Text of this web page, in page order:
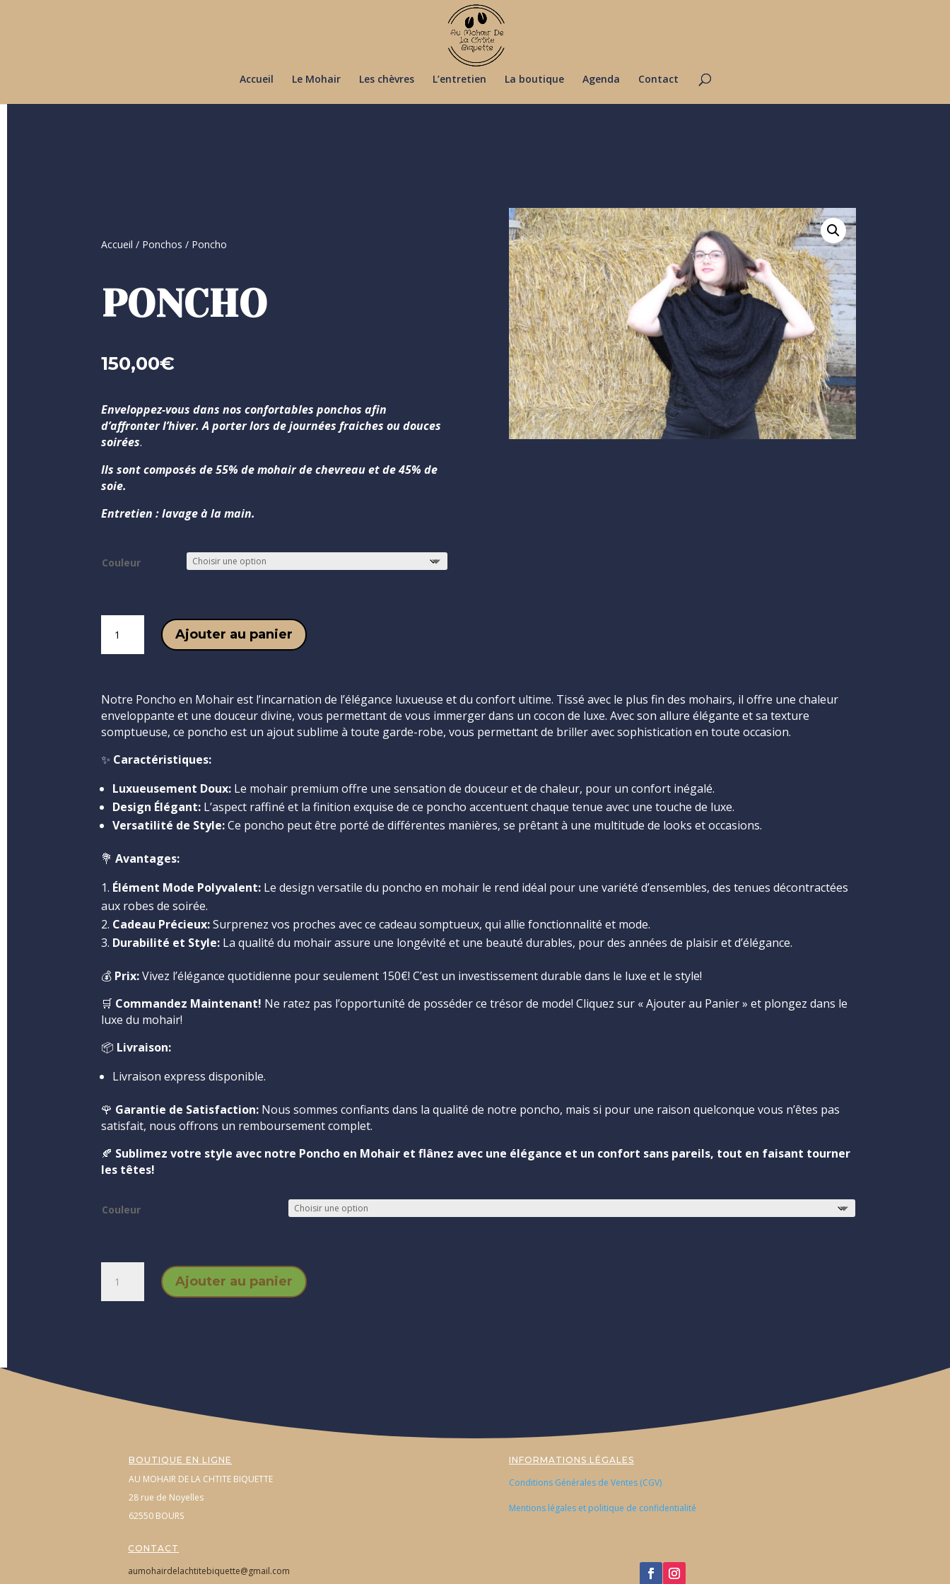
Accueil Le Mohair Les chèvres L’entretien La boutique Agenda Contact
Accueil / Ponchos / Poncho
PONCHO
150,00€
Enveloppez-vous dans nos confortables ponchos afin
d’affronter l’hiver. A porter lors de journées fraiches ou douces
soirées.
Ils sont composés de 55% de mohair de chevreau et de 45% de
soie.
Entretien : lavage à la main.
Couleur
Poncho
Ajouter au panier
Notre Poncho en Mohair est l’incarnation de l’élégance luxueuse et du confort ultime. Tissé avec le plus fin des mohairs, il offre une chaleur
enveloppante et une douceur divine, vous permettant de vous immerger dans un cocon de luxe. Avec son allure élégante et sa texture
somptueuse, ce poncho est un ajout sublime à toute garde-robe, vous permettant de briller avec sophistication en toute occasion.
✨ Caractéristiques:
Luxueusement Doux: Le mohair premium offre une sensation de douceur et de chaleur, pour un confort inégalé.
Design Élégant: L’aspect raffiné et la finition exquise de ce poncho accentuent chaque tenue avec une touche de luxe.
Versatilité de Style:Ce poncho peut être porté de différentes manières, se prêtant à une multitude de looks et occasions.
💐Avantages:
Élément Mode Polyvalent: Le design versatile du poncho en mohair le rend idéal pour une variété d’ensembles, des tenues décontractées
aux robes de soirée.
Cadeau Précieux:Surprenez vos proches avec ce cadeau somptueux, qui allie fonctionnalité et mode.
Durabilité et Style: La qualité du mohair assure une longévité et une beauté durables, pour des années de plaisir et d’élégance.
💰 Prix:Vivez l’élégance quotidienne pour seulement 150€! C’est un investissement durable dans le luxe et le style!
🛒 Commandez Maintenant! Ne ratez pas l’opportunité de posséder ce trésor de mode! Cliquez sur « Ajouter au Panier » et plongez dans le
luxe du mohair!
📦 Livraison:
Livraison express disponible.
🌹 Garantie de Satisfaction: Nous sommes confiants dans la qualité de notre poncho, mais si pour une raison quelconque vous n’êtes pas
satisfait, nous offrons un remboursement complet.
🍂 Sublimez votre style avec notre Poncho en Mohair et flânez avec une élégance et un confort sans pareils, tout en faisant tourner
les têtes!
Couleur
Poncho
Ajouter au panier
BOUTIQUE EN LIGNE
AU MOHAIR DE LA CHTITE BIQUETTE
28 rue de Noyelles
62550 BOURS
CONTACT
aumohairdelachtitebiquette@gmail.com
INFORMATIONS LÉGALES
Conditions Générales de Ventes (CGV)
Mentions légales et politique de confidentialité